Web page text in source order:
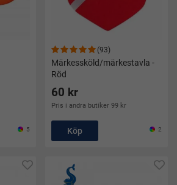
5
(93)
Märkessköld/märkestavla -
Röd
60 kr
Pris i andra butiker 99 kr
Köp 2